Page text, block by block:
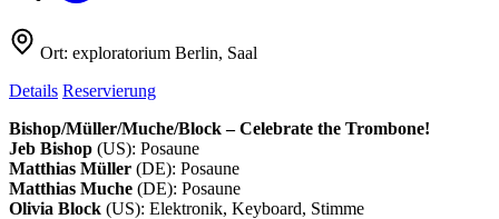
Ort: exploratorium Berlin, Saal
Details Reservierung
Bishop/Müller/Muche/Block – Celebrate the Trombone!
Jeb Bishop (US): Posaune
Matthias Müller (DE): Posaune
Matthias Muche (DE): Posaune
Olivia Block (US): Elektronik, Keyboard, Stimme